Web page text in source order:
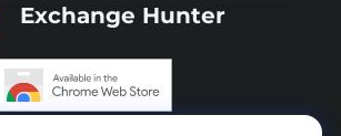
Exchange Hunter